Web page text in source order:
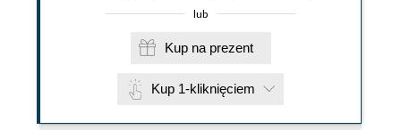
lub
Kup na prezent
Kup 1-kliknięciem